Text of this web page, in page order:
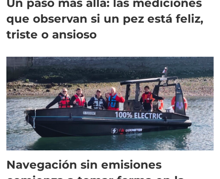
que observan si un pez está feliz,
triste o ansioso
Navegación sin emisiones